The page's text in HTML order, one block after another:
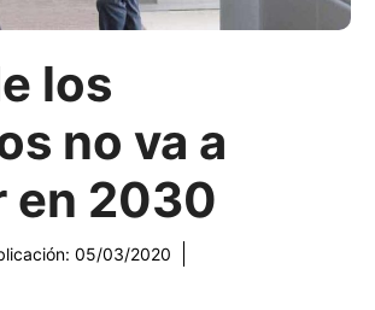
los
no va a
en 2030
05/03/2020